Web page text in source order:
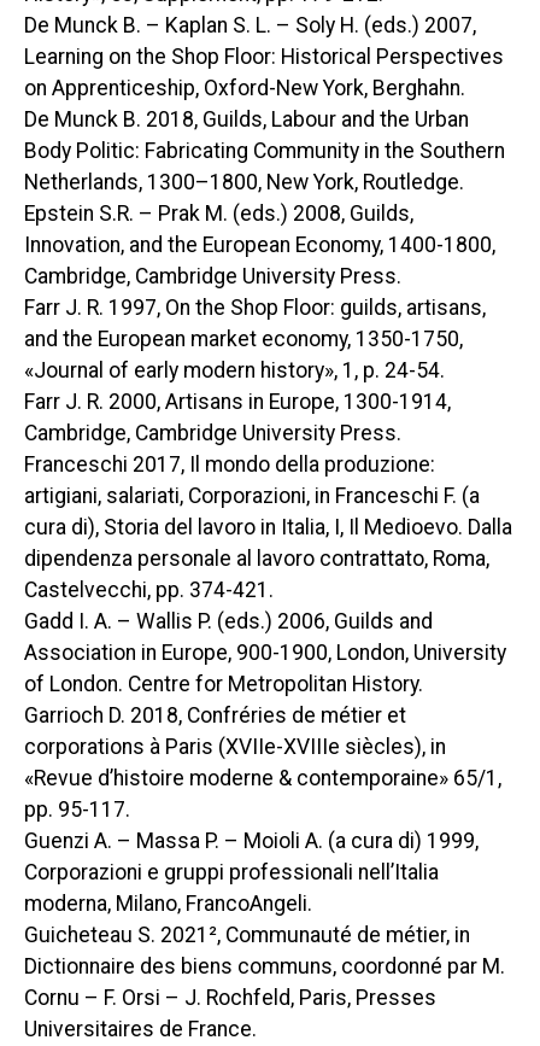
De Munck B. – Kaplan S. L. – Soly H. (eds.) 2007,
Learning on the Shop Floor: Historical Perspectives
on Apprenticeship, Oxford-New York, Berghahn.
De Munck B. 2018, Guilds, Labour and the Urban
Body Politic: Fabricating Community in the Southern
Netherlands, 1300–1800, New York, Routledge.
Epstein S.R. – Prak M. (eds.) 2008, Guilds,
Innovation, and the European Economy, 1400-1800,
Cambridge, Cambridge University Press.
Farr J. R. 1997, On the Shop Floor: guilds, artisans,
and the European market economy, 1350-1750,
«Journal of early modern history», 1, p. 24-54.
Farr J. R. 2000, Artisans in Europe, 1300-1914,
Cambridge, Cambridge University Press.
Franceschi 2017, Il mondo della produzione:
artigiani, salariati, Corporazioni, in Franceschi F. (a
cura di), Storia del lavoro in Italia, I, Il Medioevo. Dalla
dipendenza personale al lavoro contrattato, Roma,
Castelvecchi, pp. 374-421.
Gadd I. A. – Wallis P. (eds.) 2006, Guilds and
Association in Europe, 900-1900, London, University
of London. Centre for Metropolitan History.
Garrioch D. 2018, Confréries de métier et
corporations à Paris (XVIIe-XVIIIe siècles), in
«Revue d’histoire moderne & contemporaine» 65/1,
pp. 95-117.
Guenzi A. – Massa P. – Moioli A. (a cura di) 1999,
Corporazioni e gruppi professionali nell’Italia
moderna, Milano, FrancoAngeli.
Guicheteau S. 2021², Communauté de métier, in
Dictionnaire des biens communs, coordonné par M.
Cornu – F. Orsi – J. Rochfeld, Paris, Presses
Universitaires de France.